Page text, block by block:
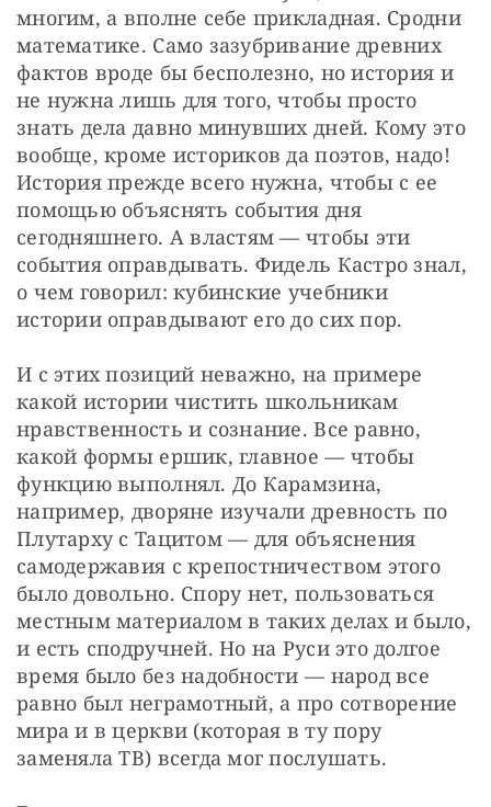
многим, а вполне себе прикладная. Сродни
математике. Само зазубривание древних
фактов вроде бы бесполезно, но история и
не нужна лишь для того, чтобы просто
знать дела давно минувших дней. Кому это
вообще, кроме историков да поэтов, надо!
История прежде всего нужна, чтобы с ее
помощью объяснять события дня
сегодняшнего. А властям — чтобы эти
события оправдывать. Фидель Кастро знал,
о чем говорил: кубинские учебники
истории оправдывают его до сих пор.
И с этих позиций неважно, на примере
какой истории чистить школьникам
нравственность и сознание. Все равно,
какой формы ершик, главное — чтобы
функцию выполнял. До Карамзина,
например, дворяне изучали древность по
Плутарху с Тацитом — для объяснения
самодержавия с крепостничеством этого
было довольно. Спору нет, пользоваться
местным материалом в таких делах и было,
и есть сподручней. Но на Руси это долгое
время было без надобности — народ все
равно был неграмотный, а про сотворение
мира и в церкви (которая в ту пору
заменяла ТВ) всегда мог послушать.